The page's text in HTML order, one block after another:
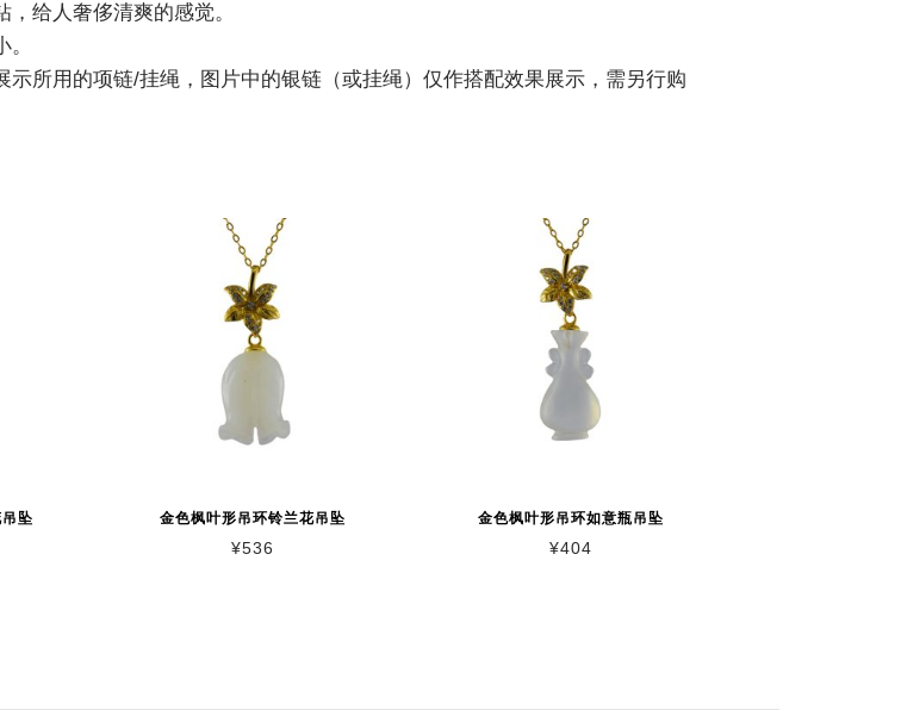
给人奢侈清爽的感觉。
所用的项链/挂绳，图片中的银链（或挂绳）仅作搭配效果展示，需另行购
坠 金色枫叶形吊环铃兰花吊坠
¥536
金色枫叶形吊环如意瓶吊坠
¥404